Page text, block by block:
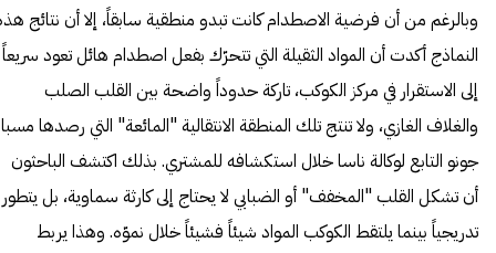
وبالرغم من أن فرضية الاصطدام كانت تبدو منطقية سابقاً، إلا أن نتائج
النماذج أكدت أن المواد الثقيلة التي تتحرّك بفعل اصطدام هائل تعود سريعاً
إلى الاستقرار في مركز الكوكب، تاركة حدوداً واضحة بين القلب الصلب
والغلاف الغازي، ولا تنتج تلك المنطقة الانتقالية "المائعة" التي رصدها
جونو التابع لوكالة ناسا خلال استكشافه للمشتري. بذلك اكتشف الباحثون
أن تشكل القلب "المخفف" أو الضبابي لا يحتاج إلى كارثة سماوية، بل يتطور
تدريجياً بينما يلتقط الكوكب المواد شيئاً فشيئاً خلال نموّه. وهذا يربط